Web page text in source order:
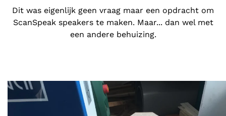
Dit was eigenlijk geen vraag maar een opdracht om
ScanSpeak speakers te maken. Maar... dan wel met
een andere behuizing.